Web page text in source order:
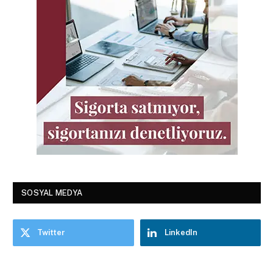
SOSYAL MEDYA
Twitter LinkedIn